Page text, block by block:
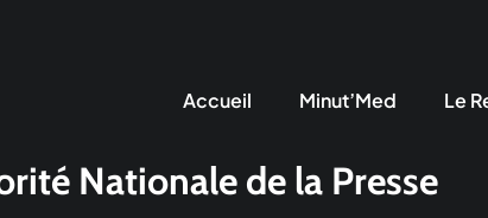
Accueil Minut’Med Le
Nationale de la Presse